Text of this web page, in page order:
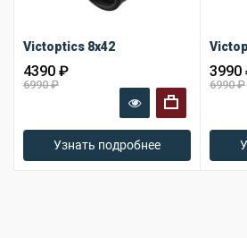
Victoptics 8x42
4390 ₽
6990 ₽
Узнать подробнее
3990
6990 ₽